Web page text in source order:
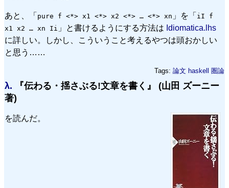
あと、「 pure f <*> x1 <*> x2 <*> … <*> xn 」を「 iI f
x1 x2 … xn Ii 」と書けるようにする方法は Idiomatica.lhs
に詳しい。しかし、こういうこと考えるやつは頭おかしい
と思う……
Tags: 論文 haskell 圏論
λ. 『伝わる・揺さぶる!文章を書く』 (山田 ズーニー
著)
を読んだ。